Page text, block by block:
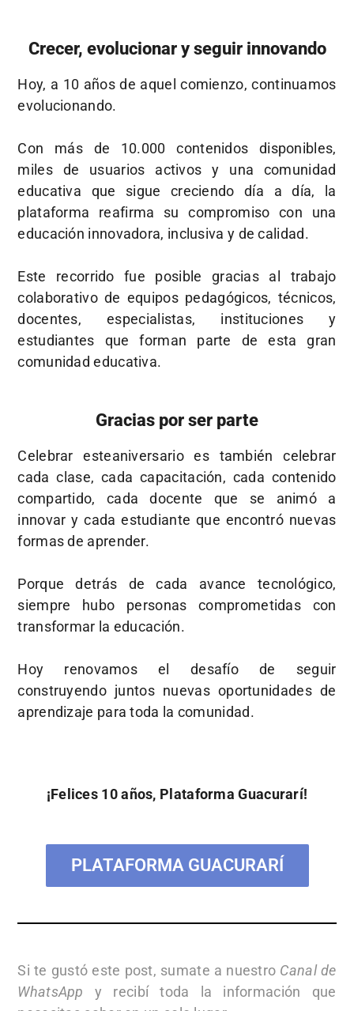
Crecer, evolucionar y seguir innovando
Hoy, a 10 años de aquel comienzo, continuamos
evolucionando.
Con más de 10.000 contenidos disponibles,
miles de usuarios activos y una comunidad
educativa que sigue creciendo día a día, la
plataforma reafirma su compromiso con una
educación innovadora, inclusiva y de calidad.
Este recorrido fue posible gracias al trabajo
colaborativo de equipos pedagógicos, técnicos,
docentes, especialistas, instituciones y
estudiantes que forman parte de esta gran
comunidad educativa.
Gracias por ser parte
Celebrar esteaniversario es también celebrar
cada clase, cada capacitación, cada contenido
compartido, cada docente que se animó a
innovar y cada estudiante que encontró nuevas
formas de aprender.
Porque detrás de cada avance tecnológico,
siempre hubo personas comprometidas con
transformar la educación.
Hoy renovamos el desafío de seguir
construyendo juntos nuevas oportunidades de
aprendizaje para toda la comunidad.
¡Felices 10 años, Plataforma Guacurarí!
PLATAFORMA GUACURARÍ
Si te gustó este post, sumate a nuestro Canal de
WhatsApp y recibí toda la información que